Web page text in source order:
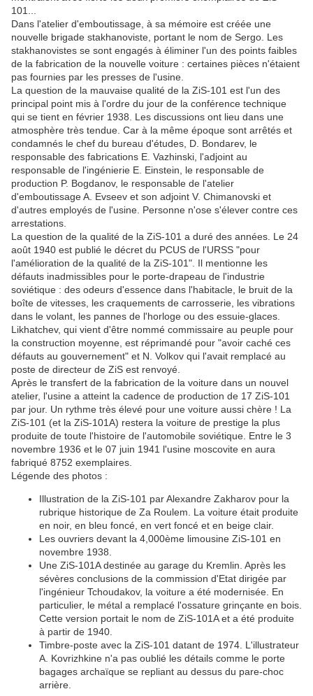
101...
Dans l'atelier d'emboutissage, à sa mémoire est créée une
nouvelle brigade stakhanoviste, portant le nom de Sergo. Les
stakhanovistes se sont engagés à éliminer l'un des points faibles
de la fabrication de la nouvelle voiture : certaines pièces n'étaient
pas fournies par les presses de l'usine.
La question de la mauvaise qualité de la ZiS-101 est l'un des
principal point mis à l'ordre du jour de la conférence technique
qui se tient en février 1938. Les discussions ont lieu dans une
atmosphère très tendue. Car à la même époque sont arrêtés et
condamnés le chef du bureau d'études, D. Bondarev, le
responsable des fabrications E. Vazhinski, l'adjoint au
responsable de l'ingénierie E. Einstein, le responsable de
production P. Bogdanov, le responsable de l'atelier
d'emboutissage A. Evseev et son adjoint V. Chimanovski et
d'autres employés de l'usine. Personne n'ose s'élever contre ces
arrestations.
La question de la qualité de la ZiS-101 a duré des années. Le 24
août 1940 est publié le décret du PCUS de l'URSS "pour
l'amélioration de la qualité de la ZiS-101". Il mentionne les
défauts inadmissibles pour le porte-drapeau de l'industrie
soviétique : des odeurs d'essence dans l'habitacle, le bruit de la
boîte de vitesses, les craquements de carrosserie, les vibrations
dans le volant, les pannes de l'horloge ou des essuie-glaces.
Likhatchev, qui vient d'être nommé commissaire au peuple pour
la construction moyenne, est réprimandé pour "avoir caché ces
défauts au gouvernement" et N. Volkov qui l'avait remplacé au
poste de directeur de ZiS est renvoyé.
Après le transfert de la fabrication de la voiture dans un nouvel
atelier, l'usine a atteint la cadence de production de 17 ZiS-101
par jour. Un rythme très élevé pour une voiture aussi chère ! La
ZiS-101 (et la ZiS-101A) restera la voiture de prestige la plus
produite de toute l'histoire de l'automobile soviétique. Entre le 3
novembre 1936 et le 07 juin 1941 l'usine moscovite en aura
fabriqué 8752 exemplaires.
Légende des photos :
Illustration de la ZiS-101 par Alexandre Zakharov pour la
rubrique historique de Za Roulem. La voiture était produite
en noir, en bleu foncé, en vert foncé et en beige clair.
Les ouvriers devant la 4,000ème limousine ZiS-101 en
novembre 1938.
Une ZiS-101A destinée au garage du Kremlin. Après les
sévères conclusions de la commission d'Etat dirigée par
l'ingénieur Tchoudakov, la voiture a été modernisée. En
particulier, le métal a remplacé l'ossature grinçante en bois.
Cette version portait le nom de ZiS-101A et a été produite
à partir de 1940.
Timbre-poste avec la ZiS-101 datant de 1974. L'illustrateur
A. Kovrizhkine n'a pas oublié les détails comme le porte
bagages archaïque se repliant au dessus du pare-choc
arrière.